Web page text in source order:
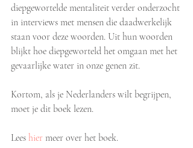
diepgewortelde mentaliteit verder onderzocht
in interviews met mensen die daadwerkelijk
staan voor deze woorden. Uit hun woorden
blijkt hoe diepgeworteld het omgaan met het
gevaarlijke water in onze genen zit.
Kortom, als je Nederlanders wilt begrijpen,
moet je dit boek lezen.
Lees hier meer over het boek.